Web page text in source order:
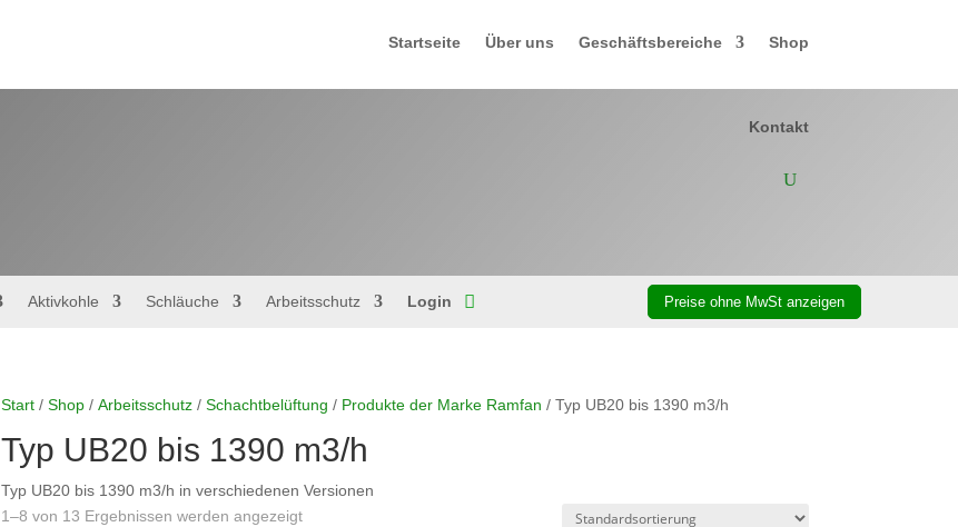
Startseite Über uns Geschäftsbereiche Shop
Kontakt
Aktivkohle Schläuche Arbeitsschutz Login
Start/ Shop/ Arbeitsschutz/ Schachtbelüftung / Produkte der Marke Ramfan / Typ UB20 bis 1390 m3/h
Typ UB20 bis 1390 m3/h
Typ UB20 bis 1390 m3/h in verschiedenen Versionen
1–8 von 13 Ergebnissen werden angezeigt